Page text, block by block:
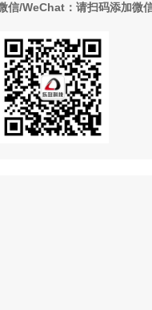
信/WeChat：请扫码添加微